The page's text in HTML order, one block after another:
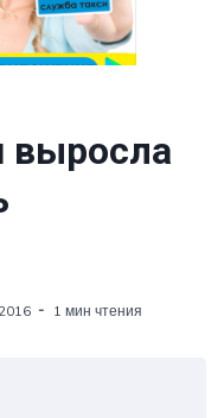
выросла
1 мин чтения